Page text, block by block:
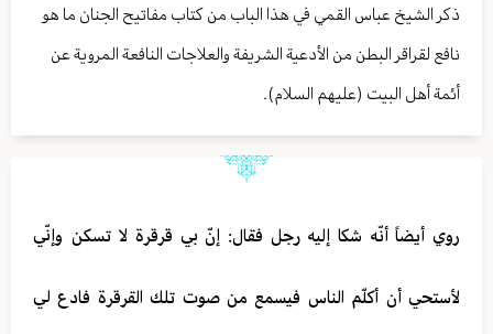
ذكر الشيخ عباس القمي في هذا الباب من كتاب مفاتيح الجنان ما هو
نافع لقراقر البطن من الأدعية الشريفة والعلاجات النافعة المروية عن
أئمة أهل البيت (عليهم السلام).
روي أيضاً أنّه شكا إليه رجل فقال: إنّ بي قرقرة لا تسكن وإنّي
لأستحي أن أكلّم الناس فيسمع من صوت تلك القرقرة فادع لي